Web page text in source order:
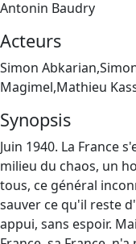
Antonin Baudry
Acteurs
Simon
Magimel,Mathieu
Synopsis
Juin 1940. La France
milieu du chaos, un
tous, ce général
sauver ce qu'il reste
appui, sans espoir.